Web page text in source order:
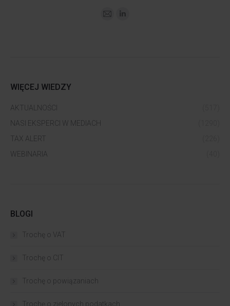
WIĘCEJ WIEDZY
AKTUALNOŚCI
NASI EKSPERCI W MEDIACH
TAX ALERT
WEBINARIA
BLOGI
Trochę o VAT
Trochę o CIT
Trochę o powiązaniach​
Trochę o zielonych podatkach